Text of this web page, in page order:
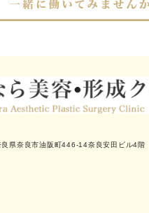
県奈良市油阪町446-14奈良安田ビル4階